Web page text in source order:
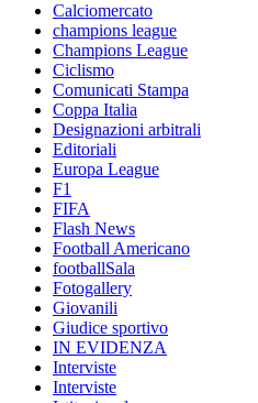
Calciomercato
champions league
Champions League
Ciclismo
Comunicati Stampa
Coppa Italia
Designazioni arbitrali
Editoriali
Europa League
F1
FIFA
Flash News
Football Americano
footballSala
Fotogallery
Giovanili
Giudice sportivo
IN EVIDENZA
Interviste
Interviste